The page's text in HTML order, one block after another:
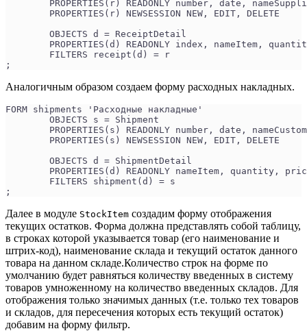
PROPERTIES(r) READONLY number, date,
	PROPERTIES(r) NEWSESSION NEW, EDIT, DELETE
	OBJECTS d = ReceiptDetail
PROPERTIES(d) READONLY index, nameItem,
	FILTERS receipt(d) = r
;
Аналогичным образом создаем форму расходных накладных.
FORM shipments 'Расходные накладные'
	OBJECTS s = Shipment
PROPERTIES(s) READONLY number, date,
	PROPERTIES(s) NEWSESSION NEW, EDIT, DELETE
	OBJECTS d = ShipmentDetail
PROPERTIES(d) READONLY nameItem, quantity,
	FILTERS shipment(d) = s
;
Далее в модуле StockItem создадим форму отображения
текущих остатков. Форма должна представлять собой таблицу,
в строках которой указывается товар (его наименование и
штрих-код), наименование склада и текущий остаток данного
товара на данном складе.Количество строк на форме по
умолчанию будет равняться количеству введенных в систему
товаров умноженному на количество введенных складов. Для
отображения только значимых данных (т.е. только тех товаров
и складов, для пересечения которых есть текущий остаток)
добавим на форму фильтр.